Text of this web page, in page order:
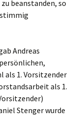
beanstanden, so
Andreas
als 1. Vorsitzender
als 1.
Stenger wurde